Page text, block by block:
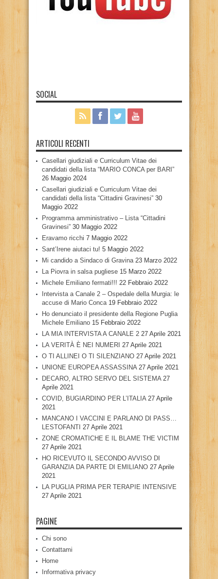
SOCIAL
ARTICOLI RECENTI
Casellari giudiziali e Curriculum Vitae dei
candidati della lista “MARIO CONCA per BARI”
26 Maggio 2024
Casellari giudiziali e Curriculum Vitae dei
candidati della lista “Cittadini Gravinesi” 30
Maggio 2022
Programma amministrativo – Lista “Cittadini
Gravinesi” 30 Maggio 2022
Eravamo ricchi 7 Maggio 2022
Sant’Irene aiutaci tu! 5 Maggio 2022
Mi candido a Sindaco di Gravina 23 Marzo 2022
La Piovra in salsa pugliese 15 Marzo 2022
Michele Emiliano fermati!!! 22 Febbraio 2022
Intervista a Canale 2 – Ospedale della Murgia: le
accuse di Mario Conca 19 Febbraio 2022
Ho denunciato il presidente della Regione Puglia
Michele Emiliano 15 Febbraio 2022
LA MIA INTERVISTA A CANALE 2 27 Aprile 2021
LA VERITÀ È NEI NUMERI 27 Aprile 2021
O TI ALLINEI O TI SILENZIANO 27 Aprile 2021
UNIONE EUROPEA ASSASSINA 27 Aprile 2021
DECARO, ALTRO SERVO DEL SISTEMA 27
Aprile 2021
COVID, BUGIARDINO PER L’ITALIA 27 Aprile
2021
MANCANO I VACCINI E PARLANO DI PASS…
LESTOFANTI 27 Aprile 2021
ZONE CROMATICHE E IL BLAME THE VICTIM
27 Aprile 2021
HO RICEVUTO IL SECONDO AVVISO DI
GARANZIA DA PARTE DI EMILIANO 27 Aprile
2021
LA PUGLIA PRIMA PER TERAPIE INTENSIVE
27 Aprile 2021
PAGINE
Chi sono
Contattami
Home
Informativa privacy